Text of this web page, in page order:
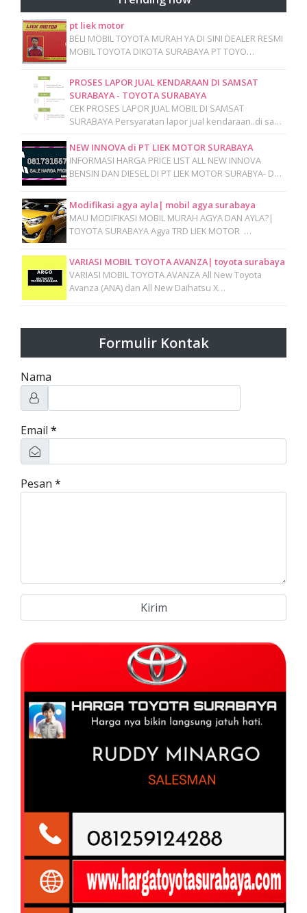
pt liek motor
BELI MOBIL TOYOTA MURAH YA DI SINI DEALER RESMI
MOBIL TOYOTA DIKOTA SURABAYA PT TOYO…
PROSES LAPOR JUAL KENDARAAN DI SAMSAT
SURABAYA - TOYOTA SURABAYA
CEK PROSES LAPOR JUAL MOBIL DI SAMSAT
SURABAYA Persyaratan lapor jual kendaraan..di sa…
NEW INNOVA di PT LIEK MOTOR SURABAYA
INFORMASI HARGA PRICE LIST ALL NEW INNOVA
BENSIN DAN DIESEL DI PT LIEK MOTOR SURABYA- D…
Modifikasi agya ayla| mobil agya surabaya
MAU MODIFIKASI MOBIL MURAH AGYA DAN AYLA?|
TOYOTA SURABAYA Agya TRD LIEK MOTOR …
VARIASI MOBIL TOYOTA AVANZA| toyota surabaya
VARIASI MOBIL TOYOTA AVANZA All New Toyota
Avanza (ANA) dan All New Daihatsu X…
Formulir Kontak
Nama
Email *
Pesan *